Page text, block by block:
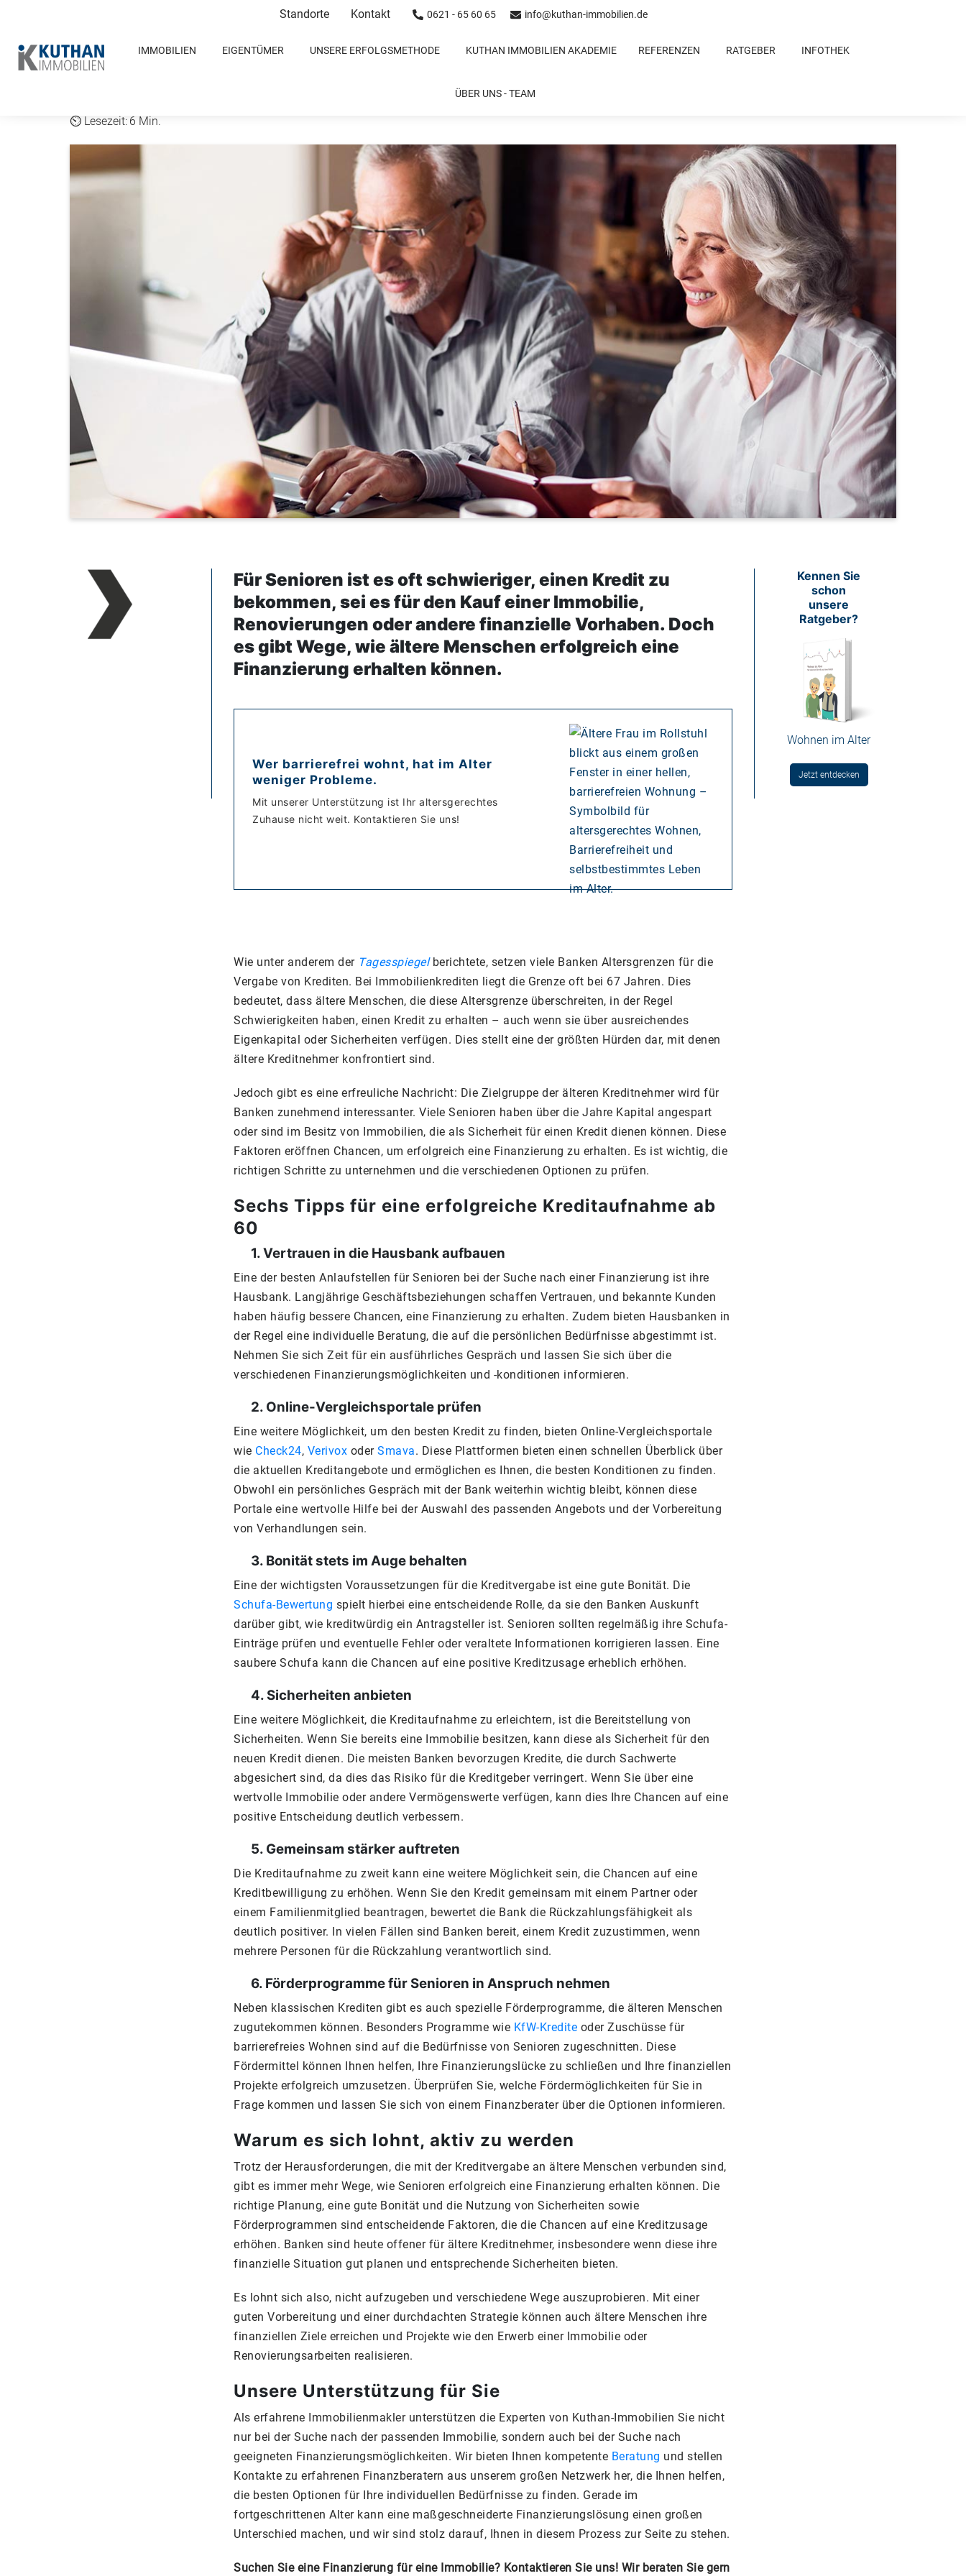
Standorte Kontakt 0621 - 65 60 65 info@kuthan-immobilien.de
IMMOBILIEN EIGENTÜMER UNSERE ERFOLGSMETHODE KUTHAN IMMOBILIEN AKADEMIE REFERENZEN RATGEBER INFOTHEK
ÜBER UNS - TEAM
Mit über 60 noch einen Kredit für die Immobilie bekommen
6 Min.
Für Senioren ist es oft schwieriger, einen Kredit zu
bekommen, sei es für den Kauf einer Immobilie,
Renovierungen oder andere finanzielle Vorhaben. Doch
es gibt Wege, wie ältere Menschen erfolgreich eine
Finanzierung erhalten können.
Wer barrierefrei wohnt, hat im Alter
weniger Probleme.
Mit unserer Unterstützung ist Ihr altersgerechtes
Zuhause nicht weit. Kontaktieren Sie uns!
Wie unter anderem der Tagesspiegelberichtete, setzen viele Banken Altersgrenzen für die
Vergabe von Krediten. Bei Immobilienkrediten liegt die Grenze oft bei 67 Jahren. Dies
bedeutet, dass ältere Menschen, die diese Altersgrenze überschreiten, in der Regel
Schwierigkeiten haben, einen Kredit zu erhalten – auch wenn sie über ausreichendes
Eigenkapital oder Sicherheiten verfügen. Dies stellt eine der größten Hürden dar, mit denen
ältere Kreditnehmer konfrontiert sind.
Jedoch gibt es eine erfreuliche Nachricht: Die Zielgruppe der älteren Kreditnehmer wird für
Banken zunehmend interessanter. Viele Senioren haben über die Jahre Kapital angespart
oder sind im Besitz von Immobilien, die als Sicherheit für einen Kredit dienen können. Diese
Faktoren eröffnen Chancen, um erfolgreich eine Finanzierung zu erhalten. Es ist wichtig, die
richtigen Schritte zu unternehmen und die verschiedenen Optionen zu prüfen.
Sechs Tipps für eine erfolgreiche Kreditaufnahme ab
60
1. Vertrauen in die Hausbank aufbauen
Eine der besten Anlaufstellen für Senioren bei der Suche nach einer Finanzierung ist ihre
Hausbank. Langjährige Geschäftsbeziehungen schaffen Vertrauen, und bekannte Kunden
haben häufig bessere Chancen, eine Finanzierung zu erhalten. Zudem bieten Hausbanken in
der Regel eine individuelle Beratung, die auf die persönlichen Bedürfnisse abgestimmt ist.
Nehmen Sie sich Zeit für ein ausführliches Gespräch und lassen Sie sich über die
verschiedenen Finanzierungsmöglichkeiten und -konditionen informieren.
2. Online-Vergleichsportale prüfen
Eine weitere Möglichkeit, um den besten Kredit zu finden, bieten Online-Vergleichsportale
wie Check24, Verivox oderSmava. Diese Plattformen bieten einen schnellen Überblick über
die aktuellen Kreditangebote und ermöglichen es Ihnen, die besten Konditionen zu finden.
Obwohl ein persönliches Gespräch mit der Bank weiterhin wichtig bleibt, können diese
Portale eine wertvolle Hilfe bei der Auswahl des passenden Angebots und der Vorbereitung
von Verhandlungen sein.
3. Bonität stets im Auge behalten
Eine der wichtigsten Voraussetzungen für die Kreditvergabe ist eine gute Bonität. Die
Schufa-Bewertung spielt hierbei eine entscheidende Rolle, da sie den Banken Auskunft
darüber gibt, wie kreditwürdig ein Antragsteller ist. Senioren sollten regelmäßig ihre Schufa-
Einträge prüfen und eventuelle Fehler oder veraltete Informationen korrigieren lassen. Eine
saubere Schufa kann die Chancen auf eine positive Kreditzusage erheblich erhöhen.
4. Sicherheiten anbieten
Eine weitere Möglichkeit, die Kreditaufnahme zu erleichtern, ist die Bereitstellung von
Sicherheiten. Wenn Sie bereits eine Immobilie besitzen, kann diese als Sicherheit für den
neuen Kredit dienen. Die meisten Banken bevorzugen Kredite, die durch Sachwerte
abgesichert sind, da dies das Risiko für die Kreditgeber verringert. Wenn Sie über eine
wertvolle Immobilie oder andere Vermögenswerte verfügen, kann dies Ihre Chancen auf eine
positive Entscheidung deutlich verbessern.
5. Gemeinsam stärker auftreten
Die Kreditaufnahme zu zweit kann eine weitere Möglichkeit sein, die Chancen auf eine
Kreditbewilligung zu erhöhen. Wenn Sie den Kredit gemeinsam mit einem Partner oder
einem Familienmitglied beantragen, bewertet die Bank die Rückzahlungsfähigkeit als
deutlich positiver. In vielen Fällen sind Banken bereit, einem Kredit zuzustimmen, wenn
mehrere Personen für die Rückzahlung verantwortlich sind.
6. Förderprogramme für Senioren in Anspruch nehmen
Neben klassischen Krediten gibt es auch spezielle Förderprogramme, die älteren Menschen
zugutekommen können. Besonders Programme wie KfW-Kredite oder Zuschüsse für
barrierefreies Wohnen sind auf die Bedürfnisse von Senioren zugeschnitten. Diese
Fördermittel können Ihnen helfen, Ihre Finanzierungslücke zu schließen und Ihre finanziellen
Projekte erfolgreich umzusetzen. Überprüfen Sie, welche Fördermöglichkeiten für Sie in
Frage kommen und lassen Sie sich von einem Finanzberater über die Optionen informieren.
Warum es sich lohnt, aktiv zu werden
Trotz der Herausforderungen, die mit der Kreditvergabe an ältere Menschen verbunden sind,
gibt es immer mehr Wege, wie Senioren erfolgreich eine Finanzierung erhalten können. Die
richtige Planung, eine gute Bonität und die Nutzung von Sicherheiten sowie
Förderprogrammen sind entscheidende Faktoren, die die Chancen auf eine Kreditzusage
erhöhen. Banken sind heute offener für ältere Kreditnehmer, insbesondere wenn diese ihre
finanzielle Situation gut planen und entsprechende Sicherheiten bieten.
Es lohnt sich also, nicht aufzugeben und verschiedene Wege auszuprobieren. Mit einer
guten Vorbereitung und einer durchdachten Strategie können auch ältere Menschen ihre
finanziellen Ziele erreichen und Projekte wie den Erwerb einer Immobilie oder
Renovierungsarbeiten realisieren.
Unsere Unterstützung für Sie
Als erfahrene Immobilienmakler unterstützen die Experten von Kuthan-Immobilien Sie nicht
nur bei der Suche nach der passenden Immobilie, sondern auch bei der Suche nach
geeigneten Finanzierungsmöglichkeiten. Wir bieten Ihnen kompetente Beratung und stellen
Kontakte zu erfahrenen Finanzberatern aus unserem großen Netzwerk her, die Ihnen helfen,
die besten Optionen für Ihre individuellen Bedürfnisse zu finden. Gerade im
fortgeschrittenen Alter kann eine maßgeschneiderte Finanzierungslösung einen großen
Unterschied machen, und wir sind stolz darauf, Ihnen in diesem Prozess zur Seite zu stehen.
Suchen Sie eine Finanzierung für eine Immobilie? Kontaktieren Sie uns! Wir beraten Sie gern
Kennen Sie
schon
unsere
Ratgeber?
Wohnen im Alter
Jetzt entdecken